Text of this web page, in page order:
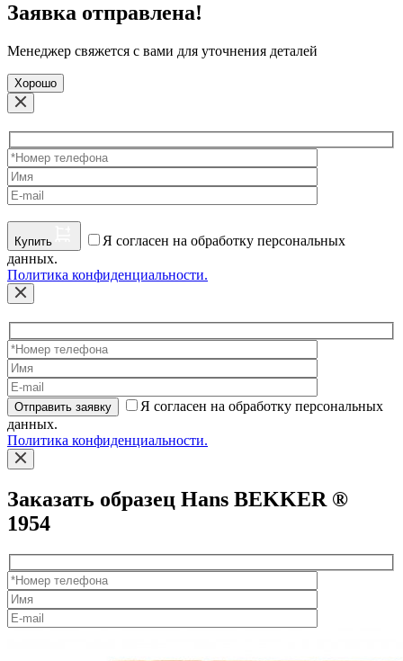
Заявка отправлена!
Менеджер свяжется с вами для уточнения деталей
Хорошо
Купить
Я согласен на обработку персональных
данных.
Политика конфиденциальности.
Отправить заявку
Я согласен на обработку персональных
данных.
Политика конфиденциальности.
Заказать образец Hans BEKKER ®
1954